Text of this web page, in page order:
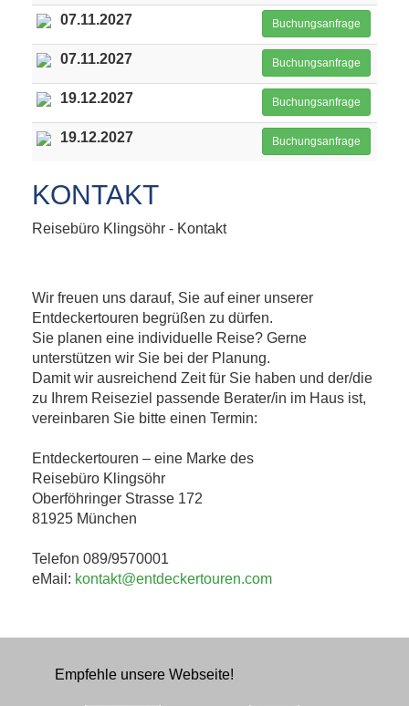
07.11.2027 Buchungsanfrage
07.11.2027 Buchungsanfrage
19.12.2027 Buchungsanfrage
19.12.2027 Buchungsanfrage
KONTAKT
Reisebüro Klingsöhr - Kontakt
Wir freuen uns darauf, Sie auf einer unserer
Entdeckertouren begrüßen zu dürfen.
Sie planen eine individuelle Reise? Gerne
unterstützen wir Sie bei der Planung.
Damit wir ausreichend Zeit für Sie haben und der/die
zu Ihrem Reiseziel passende Berater/in im Haus ist,
vereinbaren Sie bitte einen Termin:
Entdeckertouren – eine Marke des
Reisebüro Klingsöhr
Oberföhringer Strasse 172
81925 München
Telefon 089/9570001
eMail: kontakt@entdeckertouren.com
Empfehle unsere Webseite!